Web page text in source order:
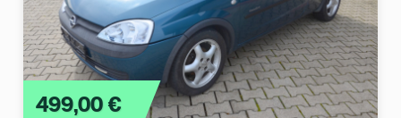
499,00 €